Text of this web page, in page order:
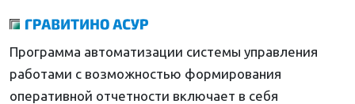
Программа автоматизации системы управления
работами с возможностью формирования
оперативной отчетности включает в себя